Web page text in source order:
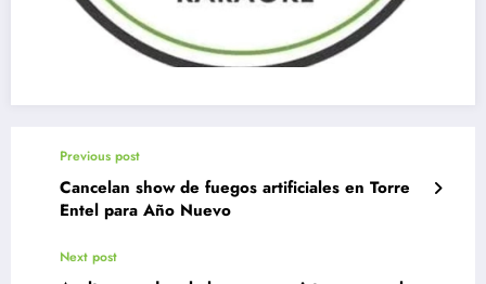
Previous post
Cancelan show de fuegos artificiales en Torre
Entel para Año Nuevo
Next post